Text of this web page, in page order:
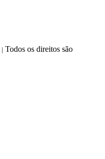
| Todos os direitos são